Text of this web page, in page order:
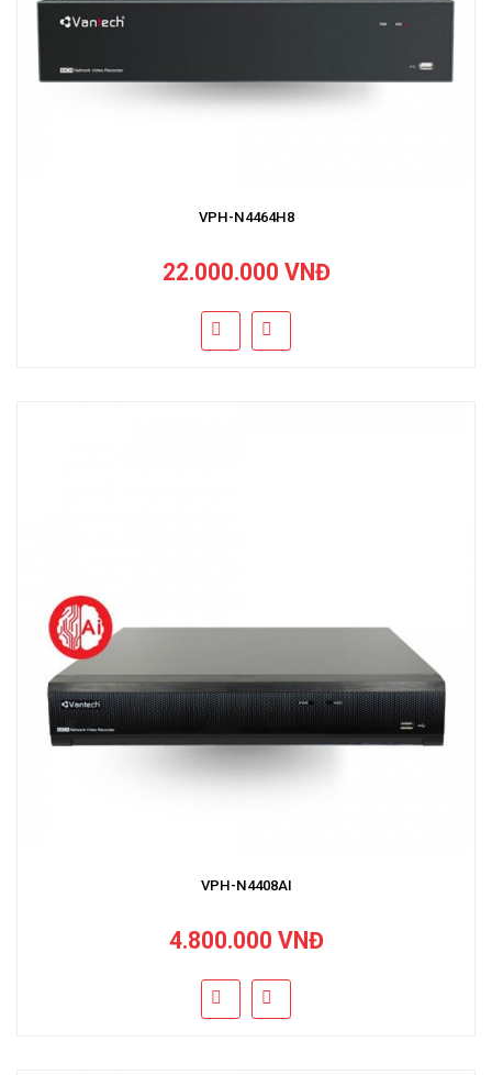
VPH-N4464H8
22.000.000 VNĐ
VPH-N4408AI
4.800.000 VNĐ